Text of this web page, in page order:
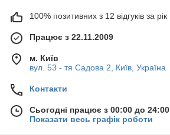
100% позитивних з 12 відгуків за рік
Працює з 22.11.2009
м. Київ
вул. 53 - тя Садова 2, Київ, Україна
Контакти
Сьогодні працює з 00:00 до 24:00
Показати весь графік роботи